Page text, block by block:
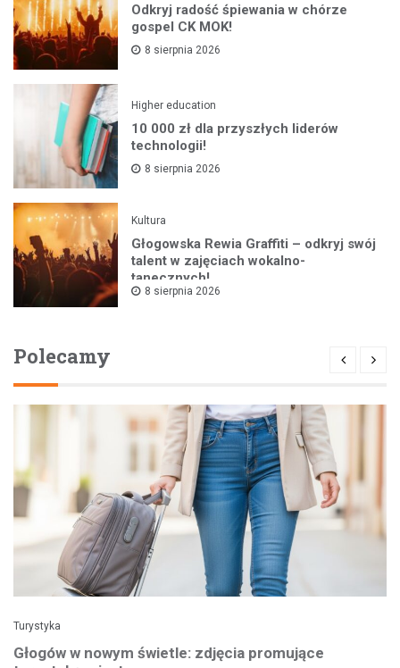
Odkryj radość śpiewania w chórze
gospel CK MOK!
8 sierpnia 2026
Higher education
10 000 zł dla przyszłych liderów
technologii!
8 sierpnia 2026
Kultura
Głogowska Rewia Graffiti – odkryj swój
talent w zajęciach wokalno-
tanecznych!
8 sierpnia 2026
Polecamy
Turystyka
Głogów w nowym świetle: zdjęcia promujące